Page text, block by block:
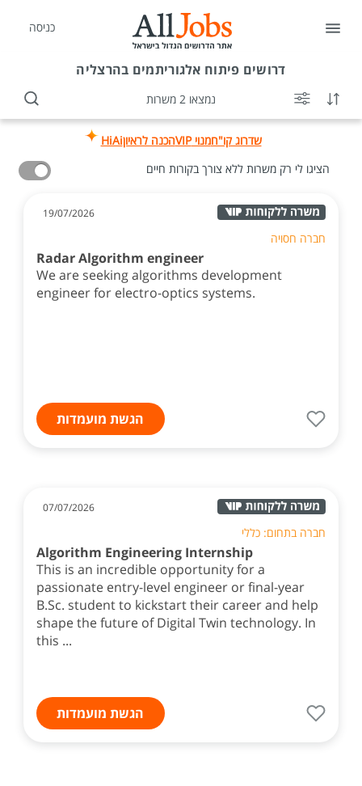
כניסה
דרושים פיתוח אלגוריתמים בהרצליה
נמצאו 2 משרות
שדרוג קו"חמנוי VIP הכנה לראיוןHiAi
הציגו לי רק משרות ללא צורך בקורות חיים
19/07/2026
חברה חסויה
Radar Algorithm engineer
We are seeking algorithms development
engineer for electro-optics systems.
הגשת מועמדות
07/07/2026
חברה בתחום: כללי
Algorithm Engineering Internship
This is an incredible opportunity for a
passionate entry-level engineer or final-year
B.Sc. student to kickstart their career and help
shape the future of Digital Twin technology. In
this ...
הגשת מועמדות